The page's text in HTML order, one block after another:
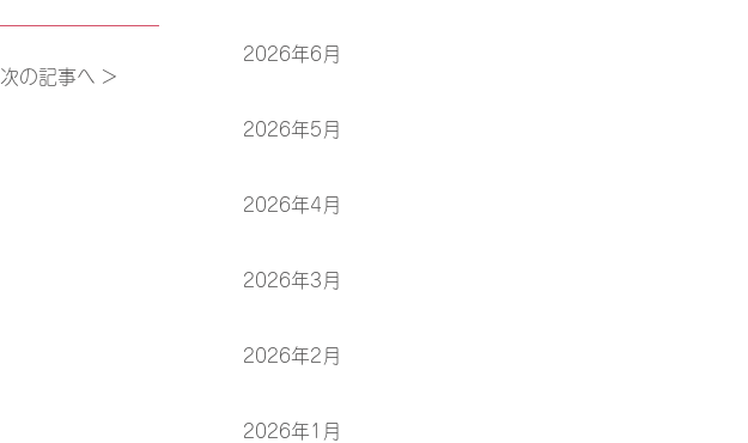
次の記事へ >
2026年6月
2026年5月
2026年4月
2026年3月
2026年2月
2026年1月